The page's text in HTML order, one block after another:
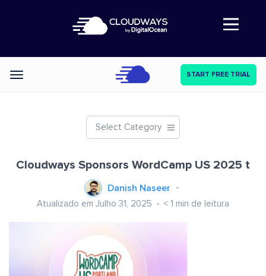
Abre a navegação
Categories START FREE TRIAL
Select Category
Cloudways Sponsors WordCamp US 2025 t
Danish Naseer
Atualizado em Julho 31, 2025 < 1 min de leitura